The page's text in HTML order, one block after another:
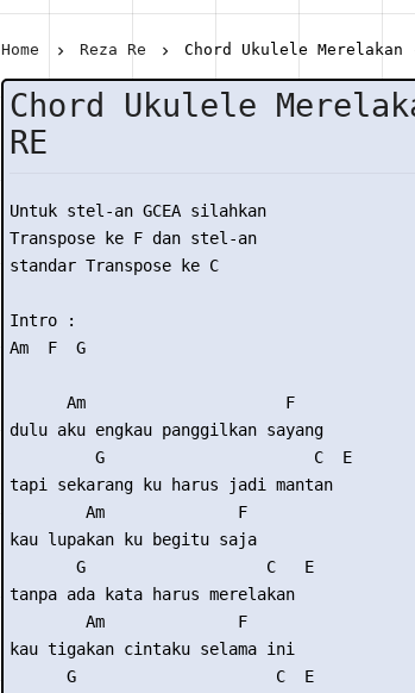
Home Reza Re Chord Ukulele Merelakan
Chord Ukulele
RE
Untuk stel-an GCEA silahkan
Transpose ke F dan stel-an
standar Transpose ke C
Intro :
Am  F  G
      Am                     F
dulu aku engkau panggilkan sayang
         G                      C  E
tapi sekarang ku harus jadi mantan
        Am              F
kau lupakan ku begitu saja
       G                   C   E
tanpa ada kata harus merelakan
        Am              F
kau tigakan cintaku selama ini
      G                     C  E